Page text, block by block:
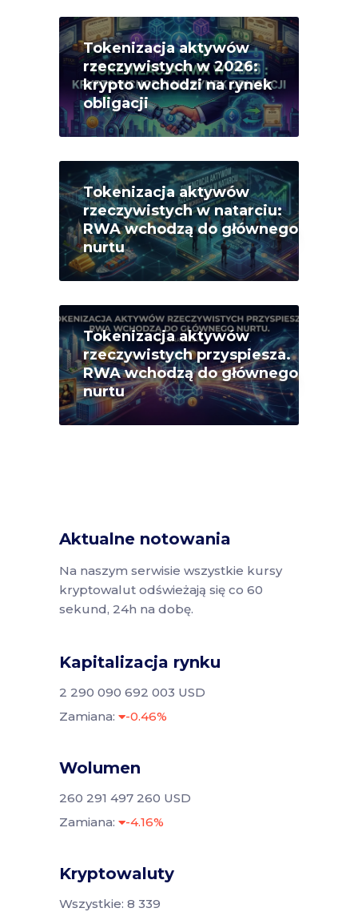
Tokenizacja aktywów
rzeczywistych w 2026:
krypto wchodzi na rynek
obligacji
Tokenizacja aktywów
rzeczywistych w natarciu:
RWA wchodzą do głównego
nurtu
Tokenizacja aktywów
rzeczywistych przyspiesza.
RWA wchodzą do głównego
nurtu
Aktualne notowania
Na naszym serwisie wszystkie kursy
kryptowalut odświeżają się co 60
sekund, 24h na dobę.
Kapitalizacja rynku
2 290 090 692 003 USD
Zamiana:
-0.46%
Wolumen
260 291 497 260 USD
Zamiana:
-4.16%
Kryptowaluty
Wszystkie: 8 339